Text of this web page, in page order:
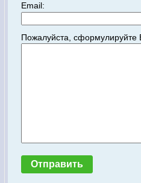
Email:
Пожалуйста,